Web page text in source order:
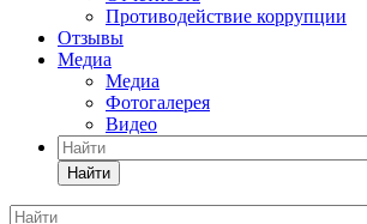
Противодействие коррупции
Отзывы
Медиа
Медиа
Фотогалерея
Видео
Найти